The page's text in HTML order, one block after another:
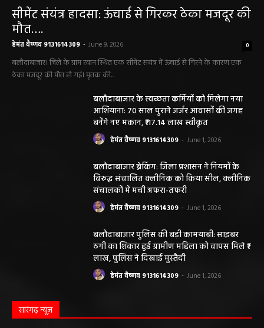
सीमेंट संयंत्र हादसा: ऊंचाई से गिरकर ठेका मजदूर की
मौत….
हेमंत वैष्णव 9131614309 - June 9, 2026 0
बलौदाबाजार। जिले के ग्राम रवान स्थित एक सीमेंट संयंत्र में ऊंचाई से गिरने के कारण एक
ठेका मजदूर की मौत हो गई। मृतक की...
बलौदाबाजार के स्वच्छता कर्मियों को मिलेगा नया
आशियाना: 70 साल पुराने जर्जर आवासों की जगह
बनेंगे नए मकान, ₹117.14 लाख स्वीकृत
हेमंत वैष्णव 9131614309 - June 1, 2026
बलौदाबाजार ब्रेकिंग: जिला प्रशासन ने नियमों के
विरुद्ध संचालित क्लीनिक को किया सील, क्लीनिक
संचालकों में मची अफरा-तफरी
हेमंत वैष्णव 9131614309 - June 1, 2026
बलौदाबाजार पुलिस की बड़ी कामयाबी: साइबर
ठगी का शिकार हुई ग्रामीण महिला को वापस मिले ₹1
लाख, पुलिस ने दिखाई मुस्तैदी
हेमंत वैष्णव 9131614309 - June 1, 2026
सारंगढ़ न्यूज़